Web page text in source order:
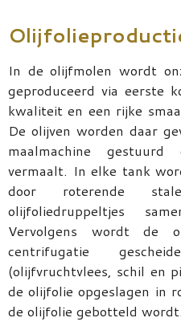
In de olijfmolen wordt
geproduceerd via eerste
kwaliteit en een rijke
De olijven worden daar
maalmachine
vermaalt. In elke tank
door roterende
olijfoliedruppeltjes
Vervolgens wordt de
centrifugatie
(olijfvruchtvlees, schil en
de olijfolie opgeslagen in
de olijfolie gebotteld wordt.